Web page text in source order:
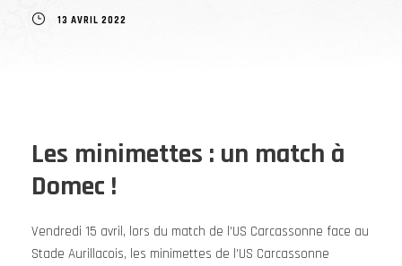
13 AVRIL 2022
Les minimettes : un match à
Domec !
Vendredi 15 avril, lors du match de l’US Carcassonne face au
Stade Aurillacois, les minimettes de l’US Carcassonne